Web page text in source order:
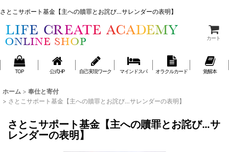
さとこサポート基金【主への贖罪とお詫び…サレンダーの表明】
カート
TOP 公式HP 自己実現ワーク マインドスパ オラクルカード 覚醒本
ホーム > 奉仕と寄付
> さとこサポート基金【主への贖罪とお詫び…サレンダーの表明】
さとこサポート基金【主への贖罪とお詫び…サ
レンダーの表明】